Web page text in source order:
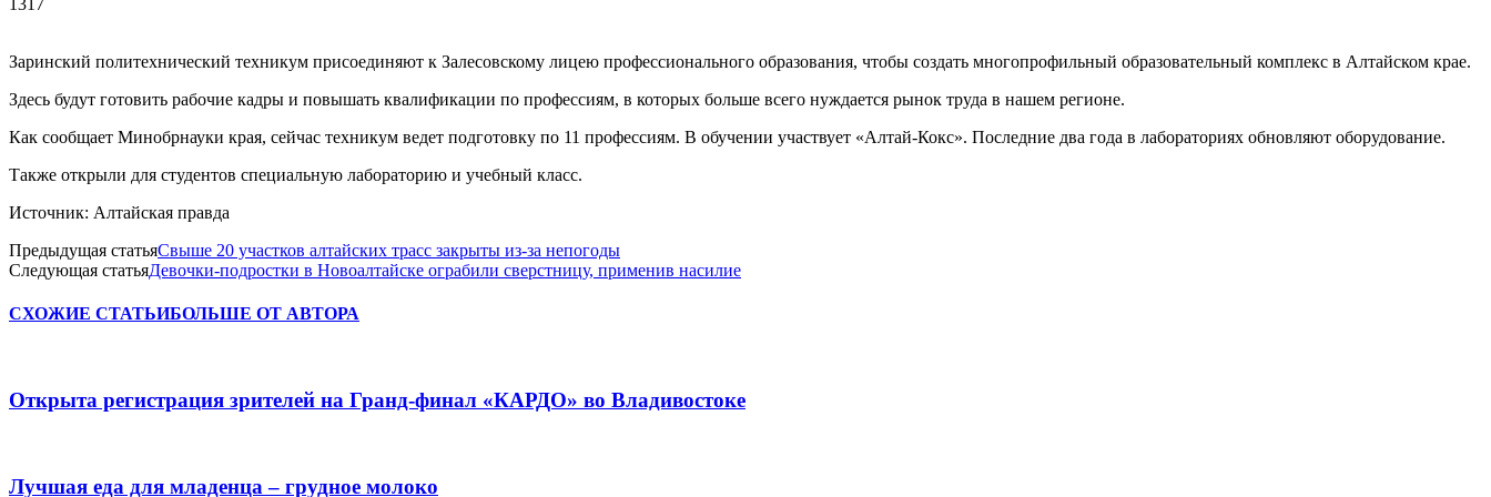
Заринский политехнический техникум присоединяют к Залесовскому лицею профессионального образования, чтобы создать многопрофильный образовательный комплекс в Алтайском крае.
Здесь будут готовить рабочие кадры и повышать квалификации по профессиям, в которых больше всего нуждается рынок труда в нашем регионе.
Как сообщает Минобрнауки края, сейчас техникум ведет подготовку по 11 профессиям. В обучении участвует «Алтай-Кокс». Последние два года в лабораториях обновляют оборудование.
Также открыли для студентов специальную лабораторию и учебный класс.
Источник: Алтайская правда
Предыдущая статьяСвыше 20 участков алтайских трасс закрыты из-за непогоды
Следующая статьяДевочки-подростки в Новоалтайске ограбили сверстницу, применив насилие
СХОЖИЕ СТАТЬИБОЛЬШЕ ОТ АВТОРА
Открыта регистрация зрителей на Гранд-финал «КАРДО» во Владивостоке
Лучшая еда для младенца – грудное молоко